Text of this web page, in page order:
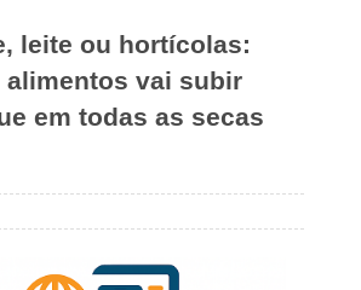
leite ou hortícolas:
alimentos vai subir
em todas as secas